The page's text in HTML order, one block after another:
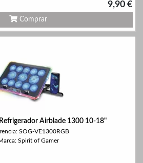
9,90 €
Comprar
Airblade 1300 10-18"
SOG-VE1300RGB
Spirit of Gamer